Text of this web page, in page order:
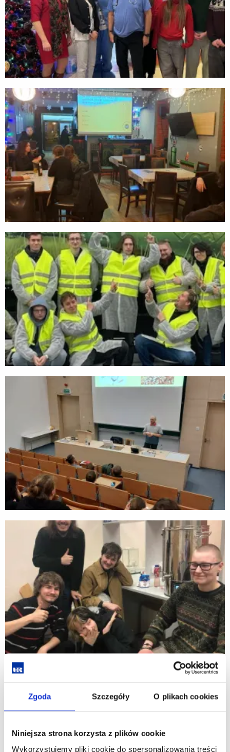
Zgoda Szczegóły O plikach cookies
Niniejsza strona korzysta z plików cookie
Wykorzystujemy pliki cookie do spersonalizowania treści